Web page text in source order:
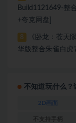
Build1121649-整
+夸克网盘]
8
《卧龙：苍天
华版整合朱雀白虎
不知道玩什么？
2D画面
不支持手柄